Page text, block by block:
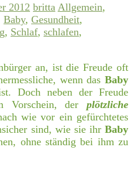
2012 britta Allgemein,
Baby, Gesundheit,
, Schlaf, schlafen,
an, ist die Freude oft
wenn das Baby
Doch neben der Freude
Vorschein, der plötzliche
wie vor ein gefürchtetes
sind, wie sie ihr Baby
ohne ständig bei ihm zu